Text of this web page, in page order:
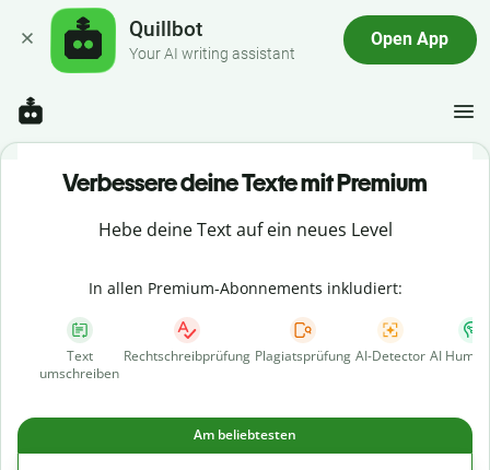
Quillbot
Your AI writing assistant
Open App
Verbessere deine Texte mit Premium
Hebe deine Text auf ein neues Level
In allen Premium-Abonnements inkludiert:
Text
umschreiben
Rechtschreibprüfung Plagiatsprüfung AI-Detector AI
Am beliebtesten